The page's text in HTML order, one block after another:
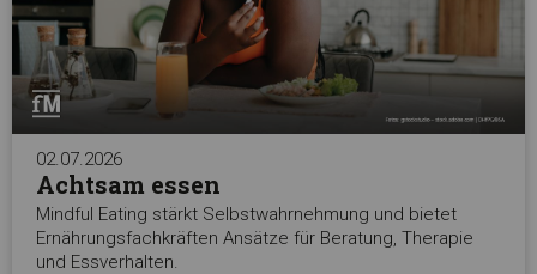
02.07.2026
Achtsam essen
Mindful Eating stärkt Selbstwahrnehmung und bietet
Ernährungsfachkräften Ansätze für Beratung, Therapie
und Essverhalten.